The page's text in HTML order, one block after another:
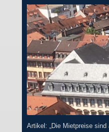
Artikel: „Die Mietpreise sind